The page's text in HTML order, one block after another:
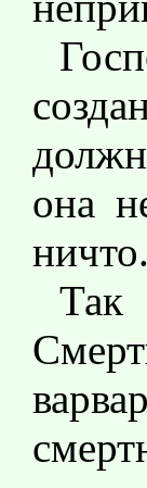
она
ничто.
Так